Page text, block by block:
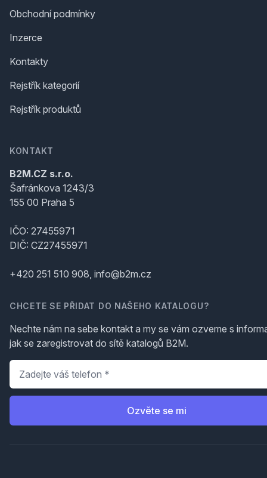
Obchodní podmínky
Inzerce
Kontakty
Rejstřík kategorií
Rejstřík produktů
KONTAKT
B2M.CZ s.r.o.
Šafránkova 1243/3
155 00 Praha 5
IČO: 27455971
DIČ: CZ27455971
+420 251 510 908, info@b2m.cz
CHCETE SE PŘIDAT DO NAŠEHO KATALOGU?
Nechte nám na sebe kontakt a my se vám ozveme s
jak se zaregistrovat do sítě katalogů B2M.
Telefon
Ozvěte se mi